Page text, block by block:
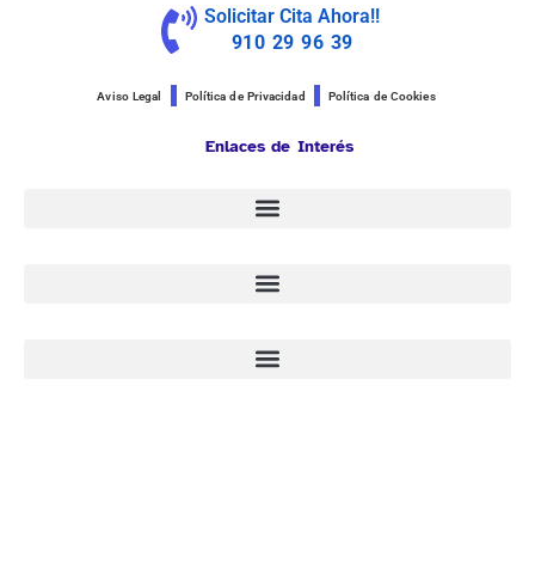
Solicitar Cita Ahora!!
910 29 96 39
Aviso Legal Política de Privacidad Política de Cookies
Enlaces de Interés